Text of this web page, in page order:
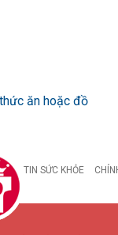
ăn hoặc đồ
TIN SỨC KHỎE